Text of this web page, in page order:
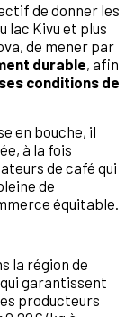
de donner les
lac Kivu et plus
de mener par
durable, afin
conditions de
en bouche, il
à la fois
de café qui
de
équitable.
la région de
garantissent
producteurs